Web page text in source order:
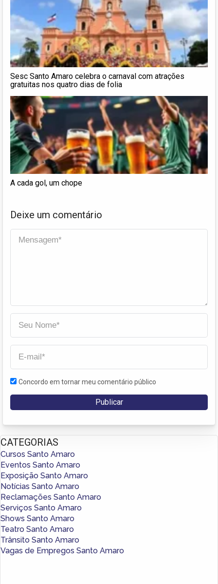
Sesc Santo Amaro celebra o carnaval com atrações
gratuitas nos quatro dias de folia
A cada gol, um chope
Deixe um comentário
Concordo em tornar meu comentário público
CATEGORIAS
Cursos Santo Amaro
Eventos Santo Amaro
Exposição Santo Amaro
Notícias Santo Amaro
Reclamações Santo Amaro
Serviços Santo Amaro
Shows Santo Amaro
Teatro Santo Amaro
Trânsito Santo Amaro
Vagas de Empregos Santo Amaro